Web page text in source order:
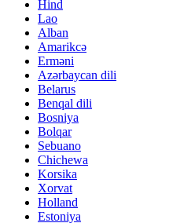
Hind
Lao
Alban
Amarikcə
Erməni
Azərbaycan dili
Belarus
Benqal dili
Bosniya
Bolqar
Sebuano
Chichewa
Korsika
Xorvat
Holland
Estoniya